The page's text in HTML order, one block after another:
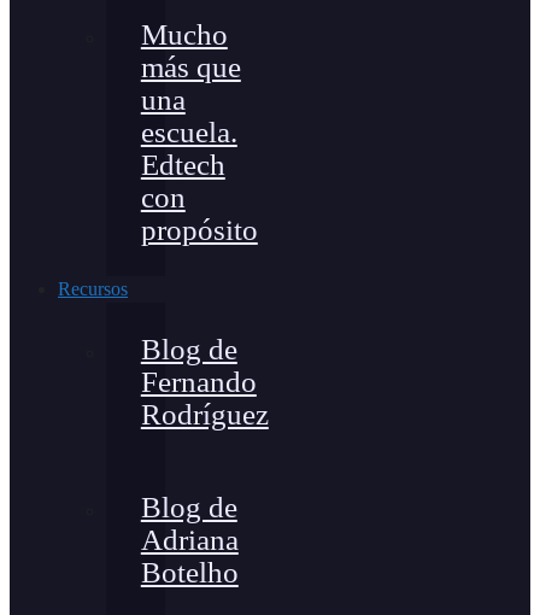
Mucho
más que
una
escuela.
Edtech
con
propósito
Recursos
Blog de
Fernando
Rodríguez
Blog de
Adriana
Botelho